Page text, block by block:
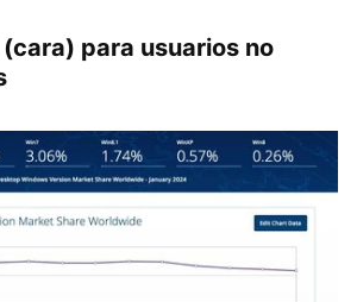
para usuarios no